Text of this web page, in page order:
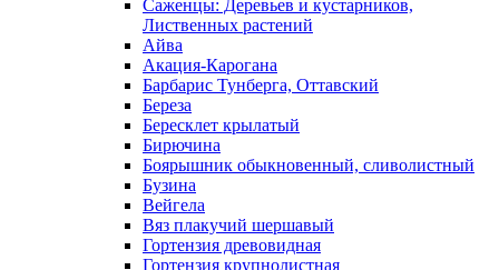
Саженцы: Деревьев и кустарников,
Лиственных растений
Айва
Акация-Карогана
Барбарис Тунберга, Оттавский
Береза
Бересклет крылатый
Бирючина
Боярышник обыкновенный, сливолистный
Бузина
Вейгела
Вяз плакучий шершавый
Гортензия древовидная
Гортензия крупнолистная